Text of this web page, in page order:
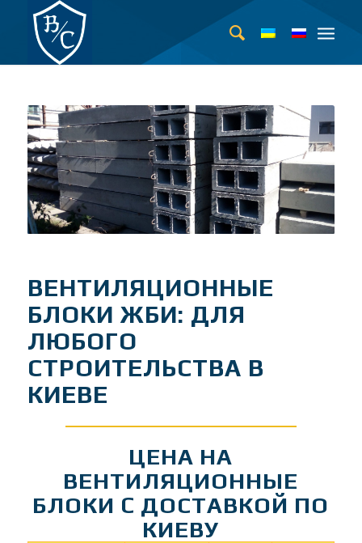
ВЕНТИЛЯЦИОННЫЕ
БЛОКИ ЖБИ: ДЛЯ
ЛЮБОГО
СТРОИТЕЛЬСТВА В
КИЕВЕ
ЦЕНА НА
ВЕНТИЛЯЦИОННЫЕ
БЛОКИ C ДОСТАВКОЙ ПО
КИЕВУ